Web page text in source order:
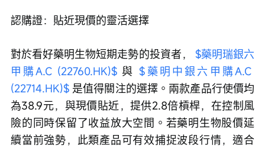
認購證：貼近現價的靈活選擇
對於看好藥明生物短期走勢的投資者， $藥明瑞銀六
甲購A.C (22760.HK)$ 與 $藥明中銀六甲購A.C
(22714.HK)$ 是值得關注的選擇。兩款產品行使價均
為38.9元，與現價貼近，提供2.8倍槓桿，在控制風
險的同時保留了收益放大空間。若藥明生物股價延
續當前強勢，此類產品可有效捕捉波段行情，適合